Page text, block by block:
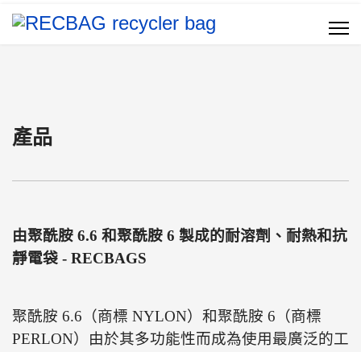
產品
由聚酰胺 6.6 和聚酰胺 6 製成的耐溶劑、耐熱和抗
靜電袋 - RECBAGS
聚酰胺 6.6（商標 NYLON）和聚酰胺 6（商標
PERLON）由於其多功能性而成為使用最廣泛的工